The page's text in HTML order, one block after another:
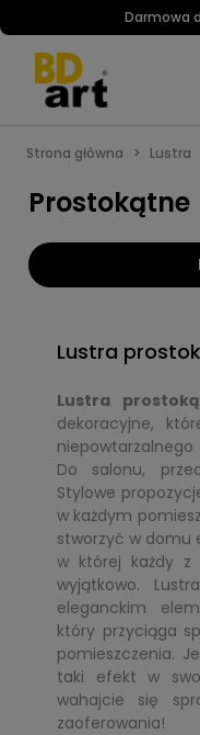
Darmowa
Strona główna Lustra
Prostokątne
Lustra
Lustra
dekoracyjne,
Do salonu,
Stylowe
w każdym
stworzyć w domu
w której każdy z
wyjątkowo.
eleganckim
który przyciąga
pomieszczenia.
taki efekt w
wahajcie się
zaoferowania!